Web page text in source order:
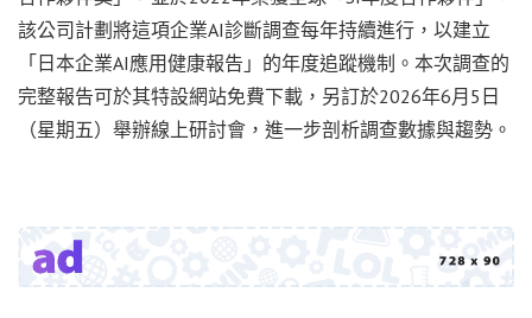
該公司計劃將這項企業AI診斷調查每年持續進行，以建立
「日本企業AI應用健康報告」的年度追蹤機制。本次調查的
完整報告可於其特設網站免費下載，另訂於2026年6月5日
（星期五）舉辦線上研討會，進一步剖析調查數據與趨勢。